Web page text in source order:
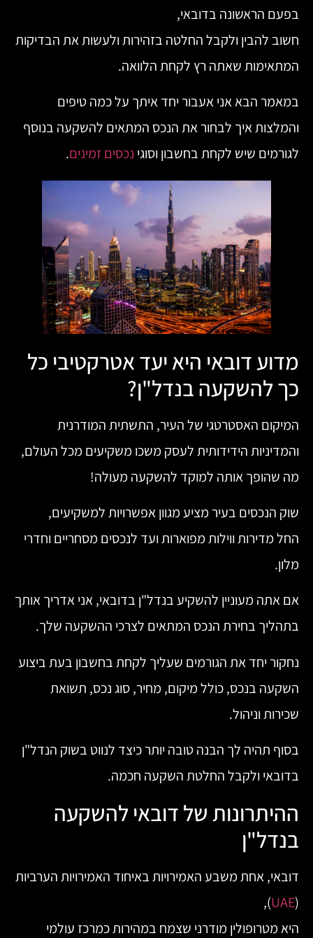
בפעם הראשונה בדובאי,
חשוב להבין ולקבל החלטה בזהירות ולעשות את הבדיקות
המתאימות שאתה רץ לקחת הלוואה.
במאמר הבא אני אעבור יחד איתך על כמה טיפים
והמלצות איך לבחור את הנכס המתאים להשקעה בנוסף
לגורמים שיש לקחת בחשבון וסוגינכסים זמינים.
מדוע דובאי היא יעד אטרקטיבי כל
כך להשקעה בנדל"ן?
המיקום האסטרטגי של העיר, התשתית המודרנית
והמדיניות הידידותית לעסק משכו משקיעים מכל העולם,
מה שהופך אותה למוקד להשקעה מעולה!
שוק הנכסים בעיר מציע מגוון אפשרויות למשקיעים,
החל מדירות ווילות מפוארות ועד לנכסים מסחריים וחדרי
מלון.
אם אתה מעוניין להשקיע בנדל"ן בדובאי, אני אדריך אותך
בתהליך בחירת הנכס המתאים לצרכי ההשקעה שלך.
נחקור יחד את הגורמים שעליך לקחת בחשבון בעת ביצוע
השקעה בנכס, כולל מיקום, מחיר, סוג נכס, תשואת
שכירות וניהול.
בסוף תהיה לך הבנה טובה יותר כיצד לנווט בשוק הנדל"ן
בדובאי ולקבל החלטת השקעה חכמה.
ההיתרונות של דובאי להשקעה
בנדל"ן
דובאי, אחת משבע האמירויות באיחוד האמירויות הערביות
UAE
),
היא מטרופולין מודרני שצמח במהירות כמרכז עולמי